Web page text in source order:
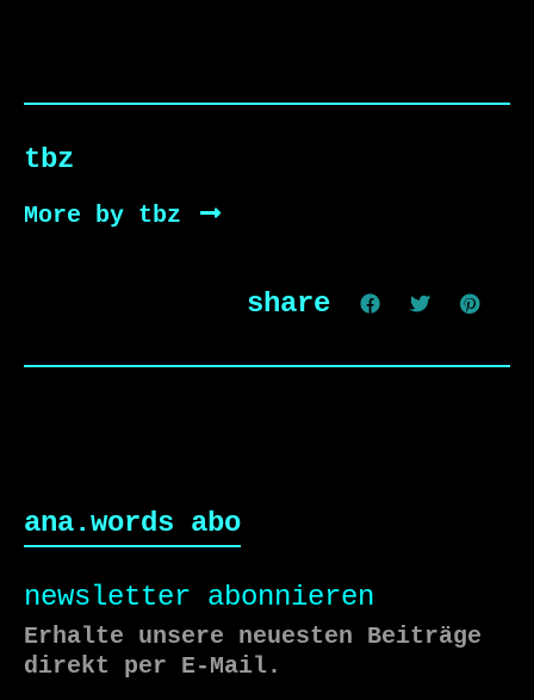
tbz
More by tbz
share
ana.words abo
newsletter abonnieren
Erhalte unsere neuesten Beiträge
direkt per E-Mail.